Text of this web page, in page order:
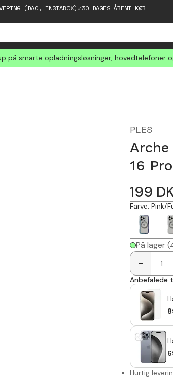
(DAO, INSTABOX) 30 DAGES ÅBENT KØB
på smarte opladningsløsninger, hovedtelefoner
PLES
16
199
Farve:Pink/
På lager
-
Anbefalede
Hurtig